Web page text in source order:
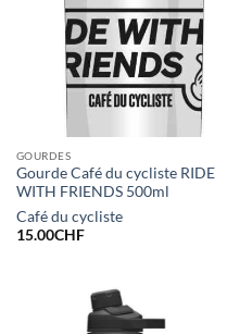
GOURDES
Gourde Café du cycliste RIDE
WITH FRIENDS 500ml
Café du cycliste
15.00CHF